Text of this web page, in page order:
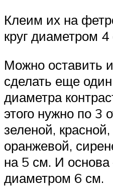
Клеим их на
круг диаметром 4
Можно оставить
сделать еще
диаметра
этого нужно по 3
зеленой,
оранжевой,
на 5 см. И
диаметром 6 см.